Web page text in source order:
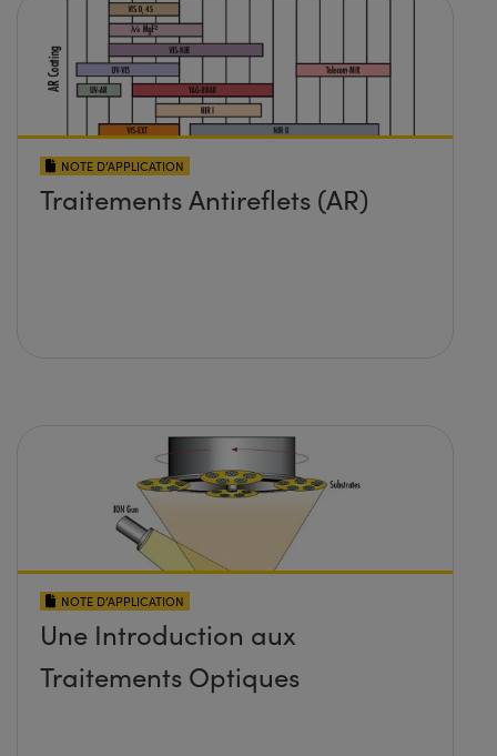
NOTE D’APPLICATION
Traitements Antireflets (AR)
NOTE D’APPLICATION
Une Introduction aux
Traitements Optiques